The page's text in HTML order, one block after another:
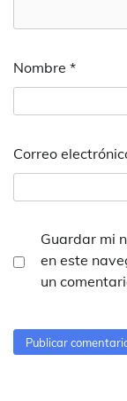
Nombre *
Correo
Guardar mi
en este
un